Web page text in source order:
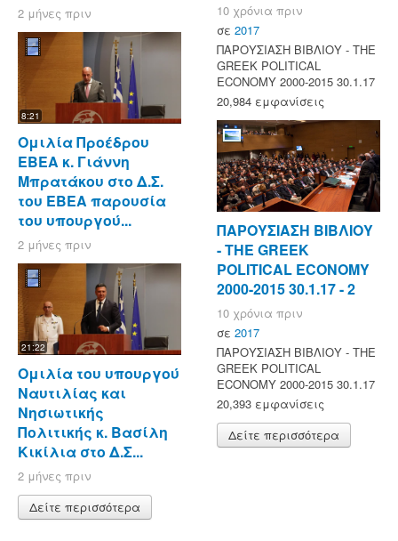
2 μήνες πριν
8:21
Ομιλία Προέδρου
ΕΒΕΑ κ. Γιάννη
Μπρατάκου στο Δ.Σ.
του ΕΒΕΑ παρουσία
του υπουργού...
2 μήνες πριν
21:22
Ομιλία του υπουργού
Ναυτιλίας και
Νησιωτικής
Πολιτικής κ. Βασίλη
Κικίλια στο Δ.Σ...
2 μήνες πριν
Δείτε περισσότερα
10 χρόνια πριν
σε 2017
ΠΑΡΟΥΣΙΑΣΗ ΒΙΒΛΙΟΥ - ΤΗΕ
GREEK POLITICAL
ECONOMY 2000-2015 30.1.17
20,984 εμφανίσεις
ΠΑΡΟΥΣΙΑΣΗ ΒΙΒΛΙΟΥ
- ΤΗΕ GREEK
POLITICAL ECONOMY
2000-2015 30.1.17 - 2
10 χρόνια πριν
σε 2017
ΠΑΡΟΥΣΙΑΣΗ ΒΙΒΛΙΟΥ - ΤΗΕ
GREEK POLITICAL
ECONOMY 2000-2015 30.1.17
20,393 εμφανίσεις
Δείτε περισσότερα